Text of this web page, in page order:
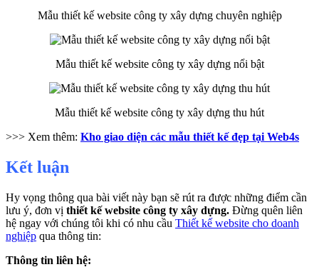
Mẫu thiết kế website công ty xây dựng chuyên nghiệp
Mẫu thiết kế website công ty xây dựng nổi bật
Mẫu thiết kế website công ty xây dựng thu hút
>>> Xem thêm: Kho giao diện các mẫu thiết kế đẹp tại Web4s
Kết luận
Hy vọng thông qua bài viết này bạn sẽ rút ra được những điểm cần
lưu ý, đơn vị thiết kế website công ty xây dựng. Đừng quên liên
hệ ngay với chúng tôi khi có nhu cầu Thiết kế website cho doanh
nghiệp qua thông tin:
Thông tin liên hệ: